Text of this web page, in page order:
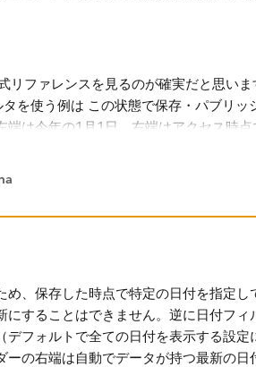
付データにすることができます。
め、保存した時点で特定の日付を指定し
することはできません。逆に日付フィ
フォルトで全ての日付を表示する設定
の右端は自動でデータが持つ最新の日